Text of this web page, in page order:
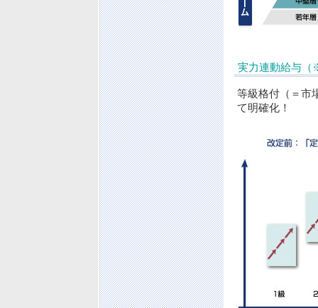
実力連動給与（
等級格付（＝市
て明確化！